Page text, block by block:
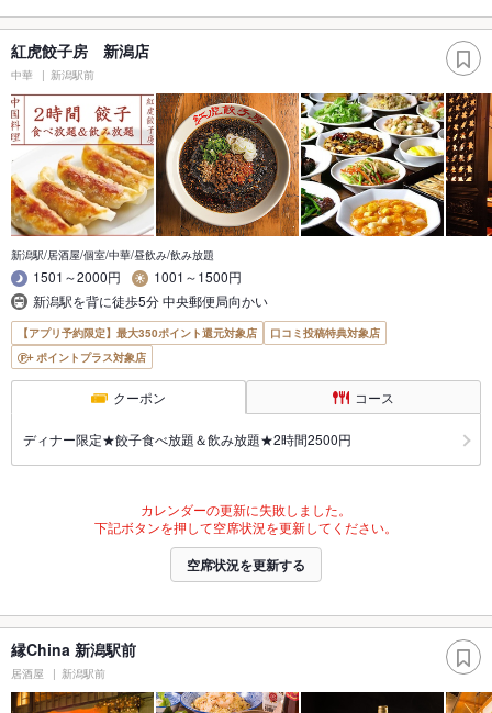
紅虎餃子房 新潟店
中華 新潟駅前
新潟駅/居酒屋/個室/中華/昼飲み/飲み放題
1501～2000円
1001～1500円
新潟駅を背に徒歩5分 中央郵便局向かい
【アプリ予約限定】最大350ポイント還元対象店
口コミ投稿特典対象店
ポイントプラス対象店
クーポン コース
ディナー限定★餃子食べ放題＆飲み放題★2時間2500円
カレンダーの更新に失敗しました。
下記ボタンを押して空席状況を更新してください。
空席状況を更新する
縁China 新潟駅前
居酒屋 新潟駅前